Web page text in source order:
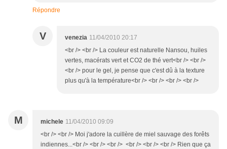
Répondre
V venezia 11/04/2010 20:17
<br /> <br /> La couleur est naturelle Nansou, huiles
vertes, macérats vert et CO2 de thé vert<br /> <br />
<br /> pour le gel, je pense que c'est dû à la texture
plus qu'à la température<br /> <br /> <br /> <br />
M michele 11/04/2010 09:09
<br /> <br /> Moi j'adore la cuillère de miel sauvage des forêts
indiennes...<br /> <br /> <br /> <br /> <br /> <br /> Rien que ça